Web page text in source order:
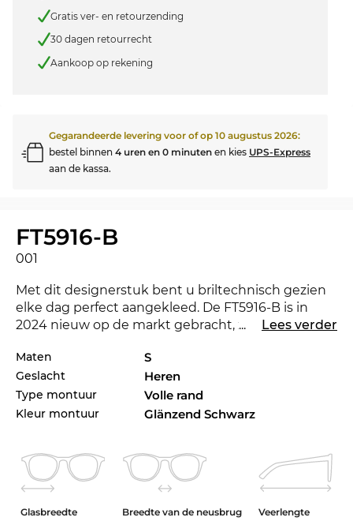
Gratis ver- en retourzending
30 dagen retourrecht
Aankoop op rekening
Gegarandeerde levering voor of op 10 augustus 2026:
bestel binnen 4 uren en 0 minuten en kies UPS-Express
aan de kassa.
FT5916-B
001
Met dit designerstuk bent u briltechnisch gezien
elke dag perfect aangekleed. De FT5916-B is in
2024 nieuw op de markt gebracht, zodat u met
zou eigenlijk beter bij uw favoriete outfit staan?
Check ook de andere stijlen van der FT5916-B in
ons assortiment van 2023 en 2024
lijnenspel zorgt voor een mannelijke touch. Een
rechthoekige
bril accentueert de gezichtsvorm en
zelfbewuste personen.Kunststofis een zeer licht
... Lees verder
Maten S
Geslacht Heren
Type montuur Volle rand
Kleur montuur Glänzend Schwarz
Glasbreedte Breedte van de neusbrug Veerlengte